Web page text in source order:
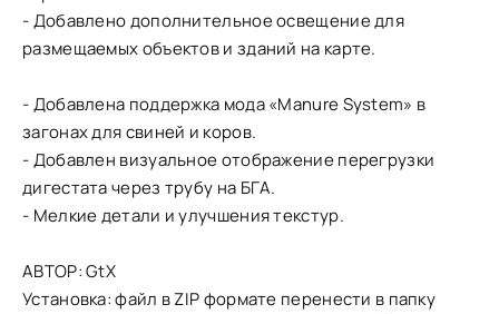
- Добавлено дополнительное освещение для
размещаемых объектов и зданий на карте.
- Добавлена поддержка мода «Manure System» в
загонах для свиней и коров.
- Добавлен визуальное отображение перегрузки
дигестата через трубу на БГА.
- Мелкие детали и улучшения текстур.
АВТОР: GtX
Установка: файл в ZIP формате перенести в папку